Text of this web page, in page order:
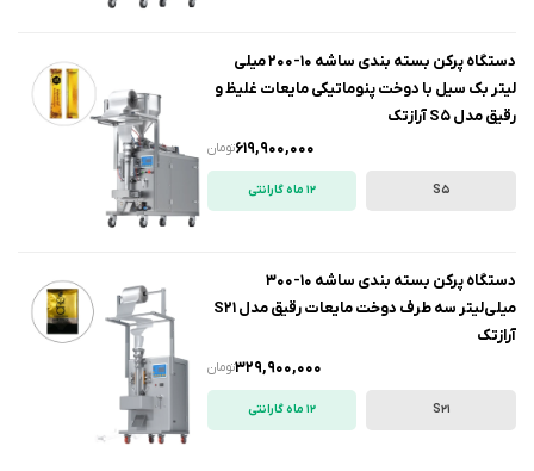
دستگاه پرکن بسته بندی ساشه 10-200 میلی
لیتر بک سیل با دوخت پنوماتیکی مایعات غلیظ و
رقیق مدل S5 آرازتک
تومان619,900,000
S5 12 ماه گارانتی
دستگاه پرکن بسته بندی ساشه 10-300
میلی‌لیتر سه طرف دوخت مایعات رقیق مدل S21
آرازتک
تومان329,900,000
S21 12 ماه گارانتی